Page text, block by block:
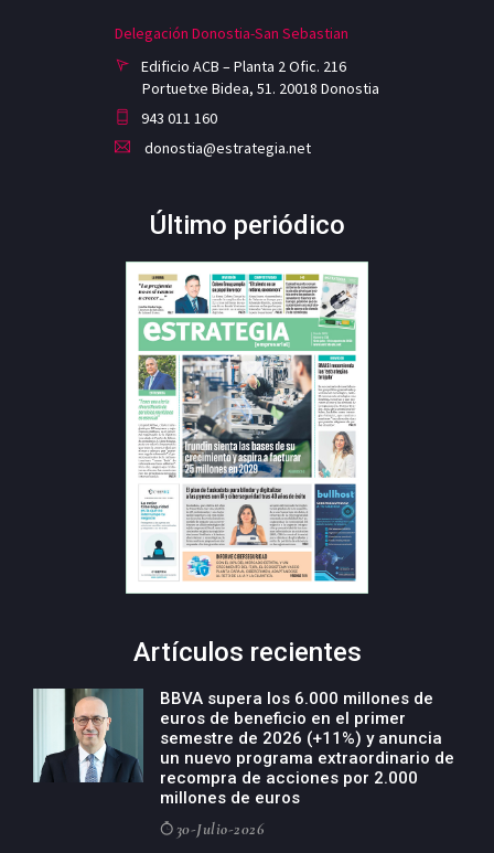
Delegación Donostia-San Sebastian
Edificio ACB – Planta 2 Ofic. 216
Portuetxe Bidea, 51. 20018 Donostia
943 011 160
donostia@estrategia.net
Último periódico
Artículos recientes
BBVA supera los 6.000 millones de
euros de beneficio en el primer
semestre de 2026 (+11%) y anuncia
un nuevo programa extraordinario de
recompra de acciones por 2.000
millones de euros
30-Julio-2026